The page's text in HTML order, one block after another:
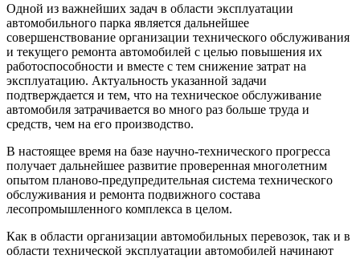
Одной из важнейших задач в области эксплуатации
автомобильного парка является дальнейшее
совершенствование организации технического обслуживания
и текущего ремонта автомобилей с целью повышения их
работоспособности и вместе с тем снижение затрат на
эксплуатацию. Актуальность указанной задачи
подтверждается и тем, что на техническое обслуживание
автомобиля затрачивается во много раз больше труда и
средств, чем на его производство.
В настоящее время на базе научно-технического прогресса
получает дальнейшее развитие проверенная многолетним
опытом планово-предупредительная система технического
обслуживания и ремонта подвижного состава
лесопромышленного комплекса в целом.
Как в области организации автомобильных перевозок, так и в
области технической эксплуатации автомобилей начинают